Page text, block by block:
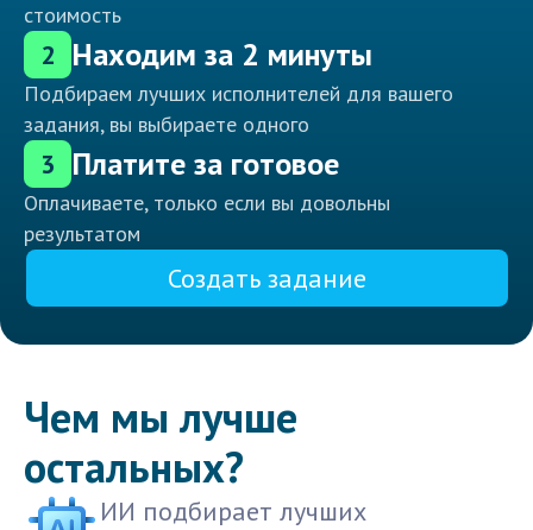
стоимость
2 Находим за 2 минуты
Подбираем лучших исполнителей для вашего
задания, вы выбираете одного
3 Платите за готовое
Оплачиваете, только если вы довольны
результатом
Создать задание
Чем мы лучше
остальных?
ИИ подбирает лучших